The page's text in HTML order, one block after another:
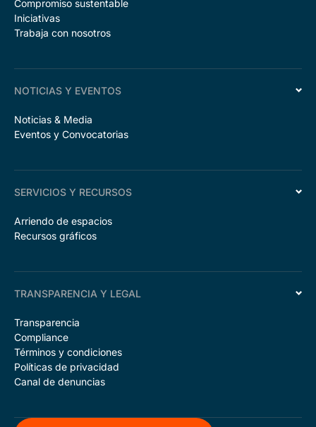
Compromiso sustentable
Iniciativas
Trabaja con nosotros
NOTICIAS Y EVENTOS
Noticias & Media
Eventos y Convocatorias
SERVICIOS Y RECURSOS
Arriendo de espacios
Recursos gráficos
TRANSPARENCIA Y LEGAL
Transparencia
Compliance
Términos y condiciones
Políticas de privacidad
Canal de denuncias